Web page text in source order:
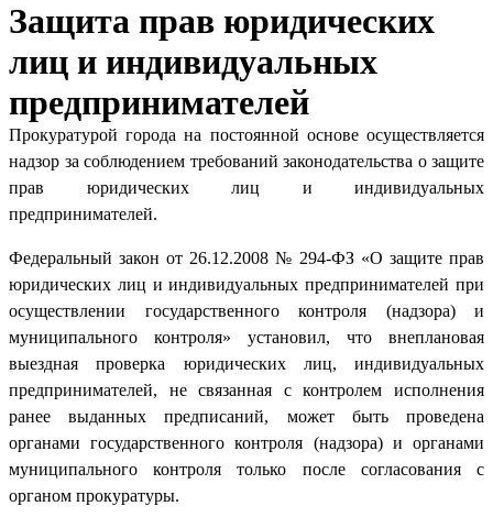
Защита прав юридических
лиц и индивидуальных
предпринимателей
Прокуратурой города на постоянной основе осуществляется
надзор за соблюдением требований законодательства о защите
прав юридических лиц и индивидуальных
предпринимателей.
Федеральный закон от 26.12.2008 № 294-ФЗ «О защите прав
юридических лиц и индивидуальных предпринимателей при
осуществлении государственного контроля (надзора) и
муниципального контроля» установил, что внеплановая
выездная проверка юридических лиц, индивидуальных
предпринимателей, не связанная с контролем исполнения
ранее выданных предписаний, может быть проведена
органами государственного контроля (надзора) и органами
муниципального контроля только после согласования с
органом прокуратуры.